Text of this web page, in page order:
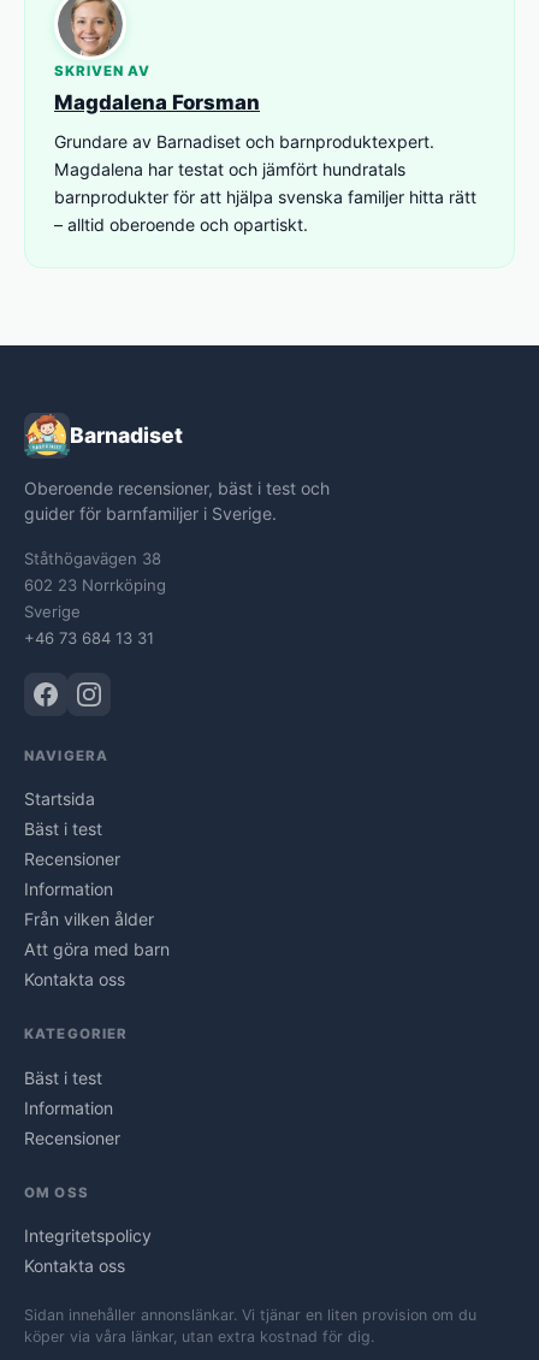
SKRIVEN AV
Magdalena Forsman
Grundare av Barnadiset och barnproduktexpert.
Magdalena har testat och jämfört hundratals
barnprodukter för att hjälpa svenska familjer hitta rätt
– alltid oberoende och opartiskt.
Barnadiset
Oberoende recensioner, bäst i test och
guider för barnfamiljer i Sverige.
Ståthögavägen 38
602 23 Norrköping
Sverige
+46 73 684 13 31
NAVIGERA
Startsida
Bäst i test
Recensioner
Information
Från vilken ålder
Att göra med barn
Kontakta oss
KATEGORIER
Bäst i test
Information
Recensioner
OM OSS
Integritetspolicy
Kontakta oss
Sidan innehåller annonslänkar. Vi tjänar en liten provision om du
köper via våra länkar, utan extra kostnad för dig.